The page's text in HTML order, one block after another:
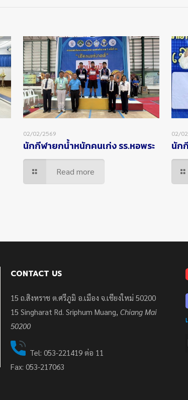
02/02/2569
นักกีฬายกน้ำหนักคนเก่ง รร.หอพระ
Read more
02/
นัก
CONTACT US
15 ถ.สิงหราช ต.ศรีภูมิ อ.เมือง จ.เชียงใหม่ 50200
15Singharat Rd. Sriphum Muang,Chiang Mai
50200
Tel: 053-221419 ต่อ 11
Fax: 053-217063